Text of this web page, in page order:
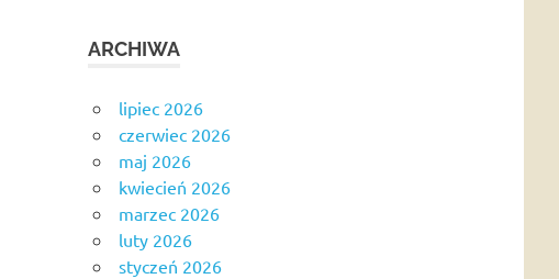
ARCHIWA
lipiec 2026
czerwiec 2026
maj 2026
kwiecień 2026
marzec 2026
luty 2026
styczeń 2026